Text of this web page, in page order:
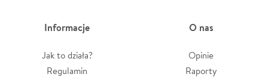
Informacje
Jak to działa?
Regulamin
O nas
Opinie
Raporty